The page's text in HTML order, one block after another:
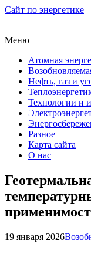
Сайт по энергетике
Меню
Атомная
Нефть, газ и
Технологии и
Разное
Карта сайта
О нас
19 января 2026